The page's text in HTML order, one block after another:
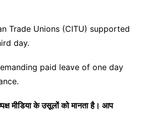
Trade Unions (CITU) supported
day.
paid leave of one day
मीडिया के उसूलों को मानता है। आप